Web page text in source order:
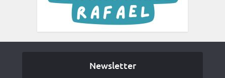
Newsletter